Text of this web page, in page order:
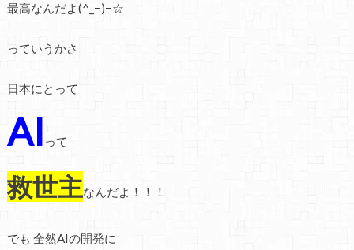
最高なんだよ(^_−)−☆
っていうかさ
日本にとって
AI って
救世主なんだよ！！！
でも 全然AIの開発に